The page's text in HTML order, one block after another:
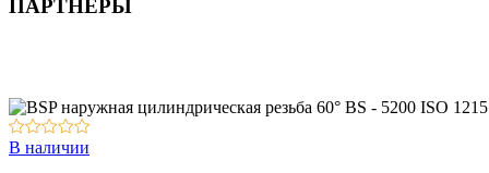
Резьбовые соединения / трубки
Оборудование для смазки и обдува
ПАРТНЕРЫ
В наличии